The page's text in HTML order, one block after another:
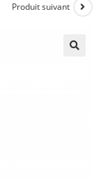
Produit suivant